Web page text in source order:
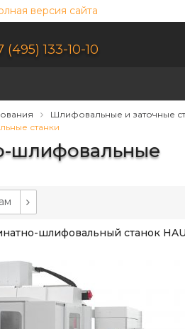
версия сайта
(495) 133-10-10
Шлифовальные и заточные
станки
шлифовальные
шлифовальный станок